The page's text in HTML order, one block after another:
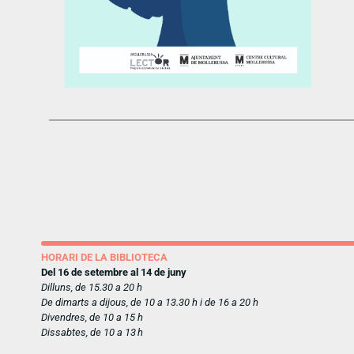
HORARI DE LA BIBLIOTECA
Del 16 de setembre al 14 de juny
Dilluns, de 15.30 a 20 h
De dimarts a dijous, de 10 a 13.30 h i de 16 a 20 h
Divendres, de 10 a 15 h
Dissabtes, de 10 a 13 h